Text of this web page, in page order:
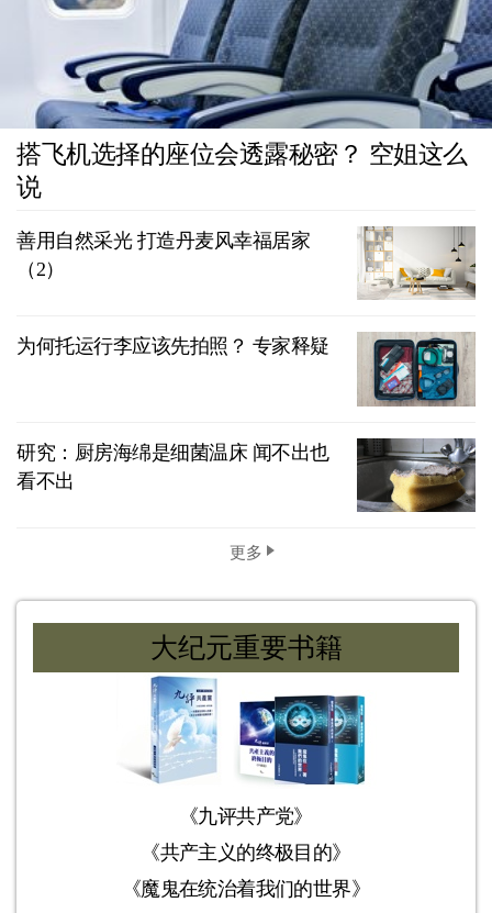
搭飞机选择的座位会透露秘密？ 空姐这么
说
善用自然采光 打造丹麦风幸福居家
（2）
为何托运行李应该先拍照？ 专家释疑
研究：厨房海绵是细菌温床 闻不出也
看不出
更多
大纪元重要书籍
《九评共产党》
《共产主义的终极目的》
《魔鬼在统治着我们的世界》